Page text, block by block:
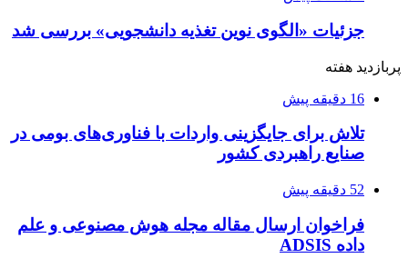
جزئیات «الگوی نوین تغذیه دانشجویی» بررسی شد
پربازدید هفته
16 دقیقه پیش
تلاش برای جایگزینی واردات با فناوری‌های بومی در
صنایع راهبردی کشور
52 دقیقه پیش
فراخوان ارسال مقاله مجله هوش مصنوعی و علم
داده ADSIS